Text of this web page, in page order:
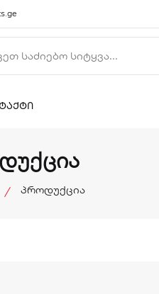
პროდუქცია